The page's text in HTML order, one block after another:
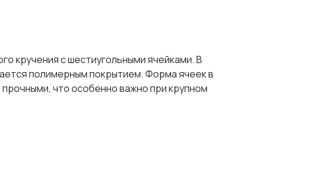
кручения с шестиугольными ячейками. В
полимерным покрытием. Форма ячеек в
что особенно важно при крупном